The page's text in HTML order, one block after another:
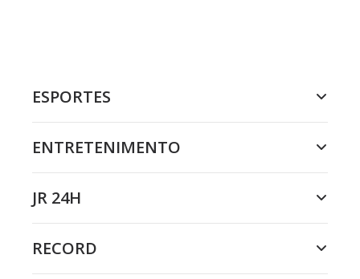
ESPORTES
ENTRETENIMENTO
JR 24H
RECORD